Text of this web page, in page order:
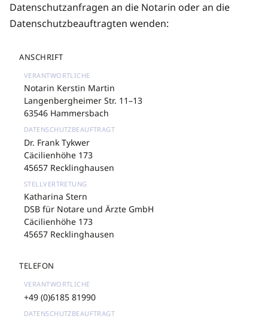
Datenschutzanfragen an die Notarin oder an die
Datenschutzbeauftragten wenden:
ANSCHRIFT
Notarin Kerstin Martin
Langenbergheimer Str. 11–13
63546 Hammersbach
Dr. Frank Tykwer
Cäcilienhöhe 173
45657 Recklinghausen
Katharina Stern
DSB für Notare und Ärzte GmbH
Cäcilienhöhe 173
45657 Recklinghausen
TELEFON
+49 (0)6185 81990